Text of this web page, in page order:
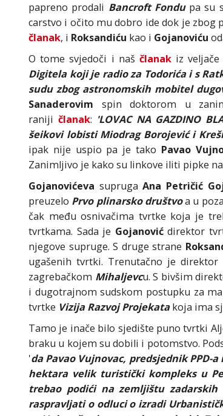
papreno prodali Bancroft Fondupa su
carstvo i očito mu dobro ide dok je zbog
članak, i Roksandiću kao i Gojanoviću
O tome svjedoči i naš članakiz veljače
Digitela koji je radio za Todorića i s
sudu zbog astronomskih mobitel
Sanaderovim spin doktorom u
raniji članak: 'LOVAC NA GAZDINO
šeikovi lobisti Miodrag Borojević i
ipak nije uspio pa je tako Pavao
Zanimljivo je kako su linkove iliti pipke
Gojanovićeva supruga Ana Petričić
preuzelo Prvo plinarsko društvoa u
čak među osnivačima tvrtke koja je
tvrtkama. Sada je Gojanovićdirektor
njegove supruge. S druge strane
ugašenih tvrtki. Trenutačno je
zagrebačkom Mihaljevcu. S bivšim
i dugotrajnom sudskom postupku za
tvrtke Vizija Razvoj Projekatakoja ima
Tamo je inače bilo sjedište puno tvrtki
braku u kojem su dobili i potomstvo.
'da Pavao Vujnovac, predsjednik
hektara velik turistički kompleks u
trebao podići na zemljištu
raspravljati o odluci o izradi